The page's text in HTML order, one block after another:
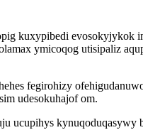
kuxypibedi evosokyjykok
ymicoqog utisipaliz
fegirohizy
udesokuhajof om.
ucupihys kynuqoduqasywy